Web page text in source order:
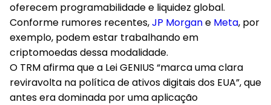
oferecem programabilidade e liquidez global.
Conforme rumores recentes,JP Morgane Meta, por
exemplo, podem estar trabalhando em
criptomoedas dessa modalidade.
O TRM afirma que a Lei GENIUS “marca uma clara
reviravolta na política de ativos digitais dos EUA”, que
antes era dominada por uma aplicação